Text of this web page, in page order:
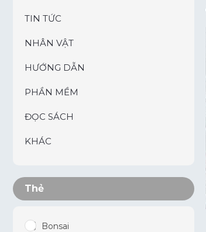
TIN TỨC
NHÂN VẬT
HƯỚNG DẪN
PHẦN MỀM
ĐỌC SÁCH
KHÁC
Thẻ
Bonsai